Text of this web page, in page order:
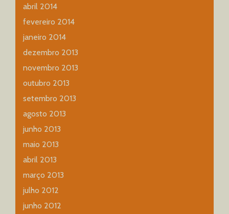
abril 2014
fevereiro 2014
janeiro 2014
dezembro 2013
novembro 2013
outubro 2013
setembro 2013
agosto 2013
junho 2013
maio 2013
abril 2013
março 2013
julho 2012
junho 2012